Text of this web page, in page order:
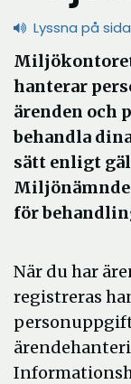
Lyssna på
hanterar
ärenden och
behandla
sätt enligt
för
När du har
registreras